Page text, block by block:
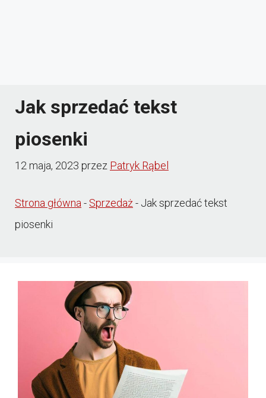
Jak sprzedać tekst
piosenki
12 maja, 2023 przez Patryk Rąbel
Strona główna- Sprzedaż- Jak sprzedać tekst
piosenki